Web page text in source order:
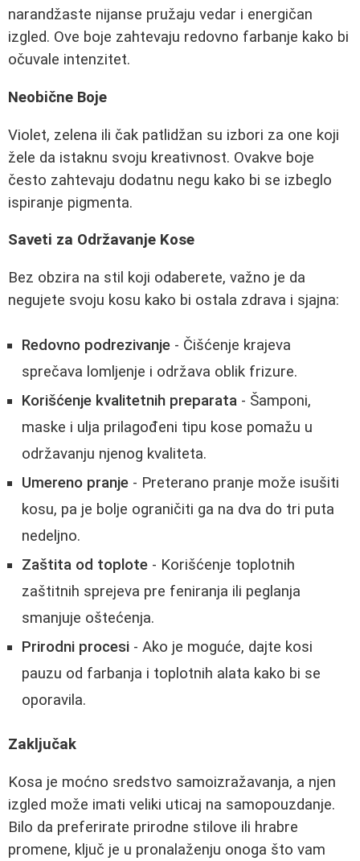
narandžaste nijanse pružaju vedar i energičan
izgled. Ove boje zahtevaju redovno farbanje kako bi
očuvale intenzitet.
Neobične Boje
Violet, zelena ili čak patlidžan su izbori za one koji
žele da istaknu svoju kreativnost. Ovakve boje
često zahtevaju dodatnu negu kako bi se izbeglo
ispiranje pigmenta.
Saveti za Održavanje Kose
Bez obzira na stil koji odaberete, važno je da
negujete svoju kosu kako bi ostala zdrava i sjajna:
Redovno podrezivanje - Čišćenje krajeva
sprečava lomljenje i održava oblik frizure.
Korišćenje kvalitetnih preparata - Šamponi,
maske i ulja prilagođeni tipu kose pomažu u
održavanju njenog kvaliteta.
Umereno pranje - Preterano pranje može isušiti
kosu, pa je bolje ograničiti ga na dva do tri puta
nedeljno.
Zaštita od toplote - Korišćenje toplotnih
zaštitnih sprejeva pre feniranja ili peglanja
smanjuje oštećenja.
Prirodni procesi - Ako je moguće, dajte kosi
pauzu od farbanja i toplotnih alata kako bi se
oporavila.
Zaključak
Kosa je moćno sredstvo samoizražavanja, a njen
izgled može imati veliki uticaj na samopouzdanje.
Bilo da preferirate prirodne stilove ili hrabre
promene, ključ je u pronalaženju onoga što vam